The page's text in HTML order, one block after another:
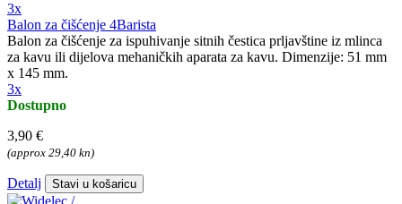
3x
Balon za čišćenje 4Barista
Balon za čišćenje za ispuhivanje sitnih čestica prljavštine iz mlinca
za kavu ili dijelova mehaničkih aparata za kavu. Dimenzije: 51 mm
x 145 mm.
3x
Dostupno
3,90 €
(approx 29,40 kn)
Detalj Stavi u košaricu